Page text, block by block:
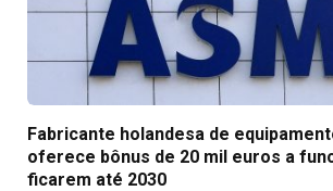
Fabricante holandesa de
oferece bônus de 20 mil euros a
ficarem até 2030